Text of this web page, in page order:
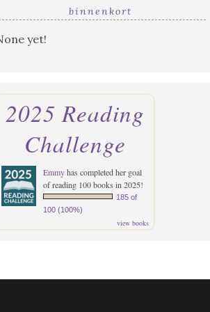
binnenkort
yet!
2025 Reading
Challenge
Emmyhas completed her goal
of reading 100 books in 2025!
185 of
100 (100%)
view books